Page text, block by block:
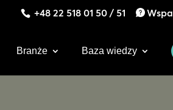
+48 22 518 01 50 / 51
Branże Baza wiedzy